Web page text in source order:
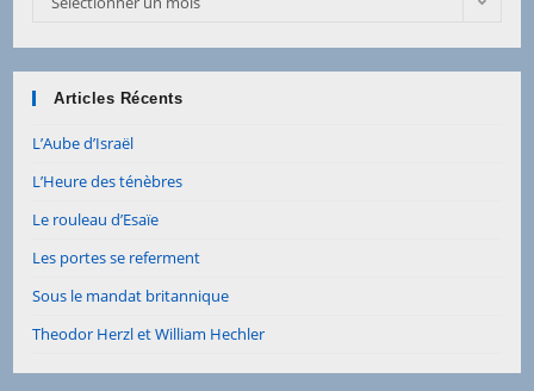
Articles Récents
L’Aube d’Israël
L’Heure des ténèbres
Le rouleau d’Esaïe
Les portes se referment
Sous le mandat britannique
Theodor Herzl et William Hechler